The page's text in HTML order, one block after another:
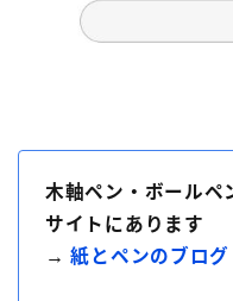
木軸ペン・ボールペ
サイトにあります
→紙とペンのブログ